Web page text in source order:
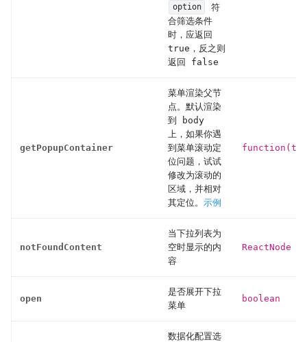
option
符
合筛选条件
时，应返回
true，反之则
返回 false
getPopupContainer
菜单渲染父节
点。默认渲染
到 body
上，如果你遇
到菜单滚动定
位问题，试试
修改为滚动的
区域，并相对
其定位。 示例
notFoundContent
当下拉列表为
空时显示的内
容
ReactNode
open
是否展开下拉
菜单
boolean
数据化配置选